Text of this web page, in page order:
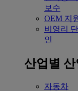
보수
OEM 지
비영리
인
산업별
자동차